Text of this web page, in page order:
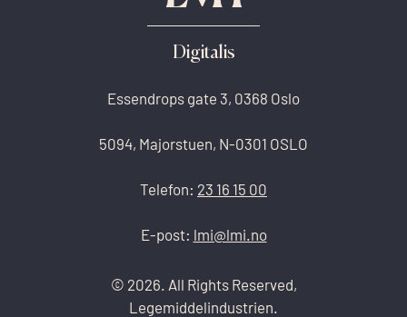
Digitalis
Essendrops gate 3, 0368 Oslo
5094, Majorstuen, N-0301 OSLO
Telefon: 23 16 15 00
E-post: lmi@lmi.no
© 2026. All Rights Reserved,
Legemiddelindustrien.